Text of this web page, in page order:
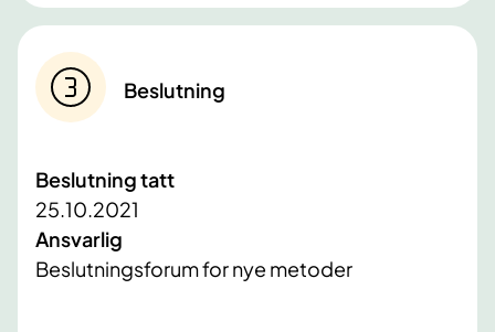
Beslutning
Beslutning tatt
25.10.2021
Ansvarlig
Beslutningsforum for nye metoder